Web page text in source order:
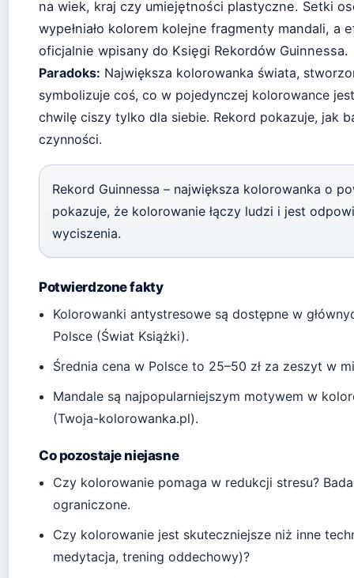
na wiek, kraj czy umiejętności plastyczne. Setki
wypełniało kolorem kolejne fragmenty mandali, a
oficjalnie wpisany do Księgi Rekordów Guinnessa.
Paradoks: Największa kolorowanka świata,
symbolizuje coś, co w pojedynczej kolorowance
chwilę ciszy tylko dla siebie. Rekord pokazuje, jak
czynności.
Rekord Guinnessa – największa kolorowanka o
pokazuje, że kolorowanie łączy ludzi i jest
wyciszenia.
Potwierdzone fakty
Kolorowanki antystresowe są dostępne w
Polsce (Świat Książki).
Średnia cena w Polsce to 25–50 zł za zeszyt w
Mandale są najpopularniejszym motywem w
(Twoja-kolorowanka.pl).
Co pozostaje niejasne
Czy kolorowanie pomaga w redukcji stresu?
ograniczone.
Czy kolorowanie jest skuteczniejsze niż inne
medytacja, trening oddechowy)?